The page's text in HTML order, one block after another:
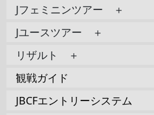
Jフェミニンツアー ＋
Jユースツアー ＋
リザルト ＋
観戦ガイド
JBCFエントリーシステム